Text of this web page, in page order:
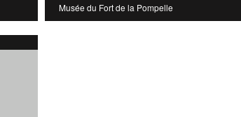
Musée du Fort de la Pompelle